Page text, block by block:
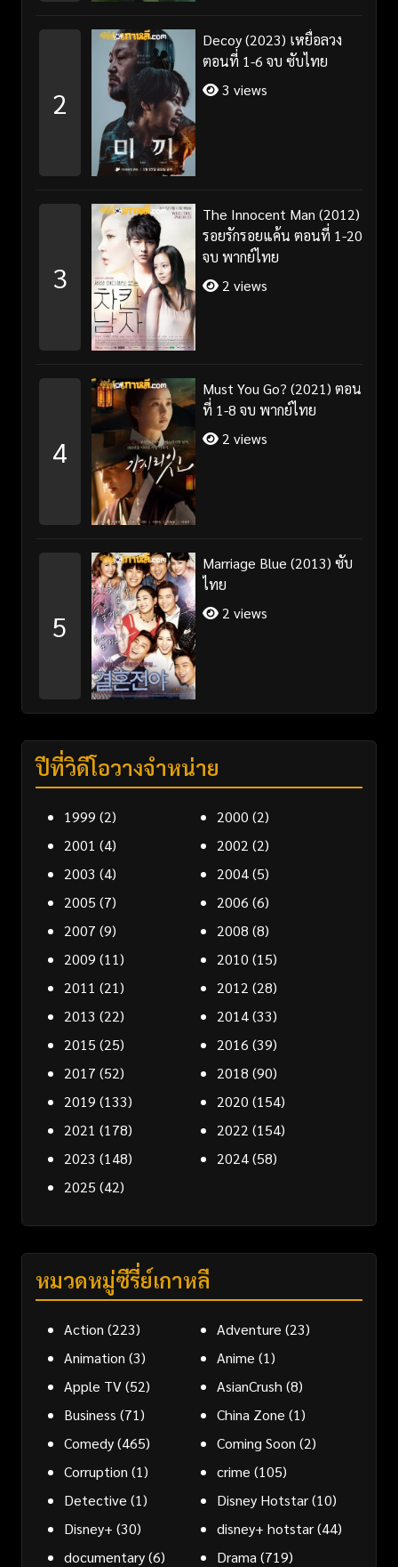
2
Decoy (2023) เหยื่อลวง
ตอนที่ 1-6 จบ ซับไทย
3 views
3
The Innocent Man (2012)
รอยรักรอยแค้น ตอนที่ 1-20
จบ พากย์ไทย
2 views
4
Must You Go? (2021) ตอน
ที่ 1-8 จบ พากย์ไทย
2 views
5
Marriage Blue (2013) ซับ
ไทย
2 views
ปีที่วิดีโอวางจำหน่าย
1999 (2) 2000 (2)
2001 (4) 2002 (2)
2003 (4) 2004(5)
2005 (7) 2006 (6)
2007 (9) 2008 (8)
2009 (11) 2010 (15)
2011 (21) 2012 (28)
2013 (22) 2014(33)
2015 (25) 2016 (39)
2017 (52) 2018 (90)
2019 (133) 2020 (154)
2021 (178) 2022 (154)
2023 (148) 2024(58)
2025 (42)
หมวดหมู่ซีรี่ย์เกาหลี
Action (223) Adventure (23)
Animation (3) Anime (1)
Apple TV(52) AsianCrush (8)
Business (71) China Zone (1)
Comedy(465) Coming Soon (2)
Corruption (1) crime (105)
Detective (1) Disney Hotstar(10)
Disney+ (30) disney+ hotstar(44)
documentary(6) Drama (719)